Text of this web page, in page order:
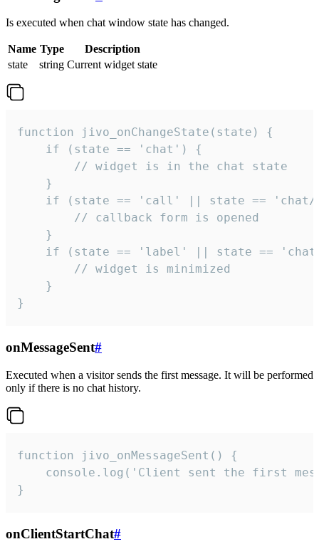
Is executed when chat window state has changed.
Name Type
Description
state
string Current widget state
function jivo_onChangeState(state) {
    if (state == 'chat') {
        // widget is in the chat state
    }
if (state == 'call' || state ==
        // callback form is opened
    }
if (state == 'label' || state ==
        // widget is minimized
    }
}
onMessageSent#
Executed when a visitor sends the first message. It will be performed
only if there is no chat history.
function jivo_onMessageSent() {
console.log('Client sent the first
}
onClientStartChat#